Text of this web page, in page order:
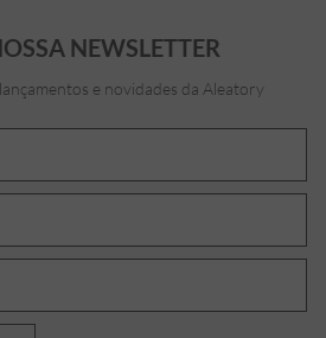
NEWSLETTER
e novidades da Aleatory